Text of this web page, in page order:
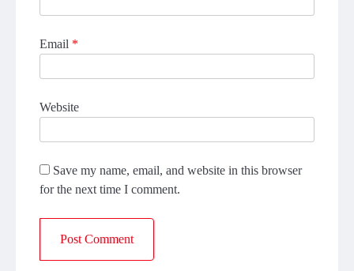
Email *
Website
Save my name, email, and website in this browser
for the next time I comment.